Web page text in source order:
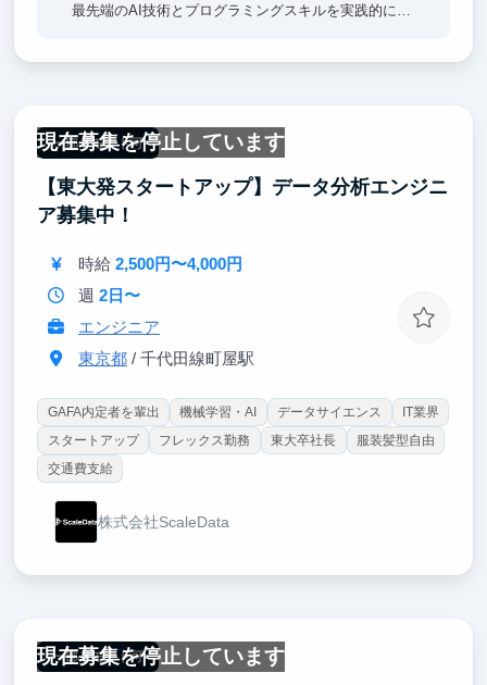
最先端のAI技術とプログラミングスキルを実践的に学
とで、単なる学習にとどまらず、実務能力を証明する
具体的なエピソードとして就活時にアピールできま
す。
また、急速に変化するIT業界での実践経験は、将来的
なキャリア成功に不可欠な柔軟性と問題解決能力を養
キャリアを次のレベルへと引き上げます。
現在募集を停止しています
一部リモート可
【東大発スタートアップ】データ分析エンジニ
ア募集中！
時給 2,500円〜4,000円
週 2日〜
エンジニア
東京都/ 千代田線町屋駅
GAFA内定者を輩出 機械学習・AI データサイエンス
IT業界
スタートアップ
フレックス勤務 東大卒社長
服装髪型自由
交通費支給
株式会社ScaleData
現在募集を停止しています
一部リモート可